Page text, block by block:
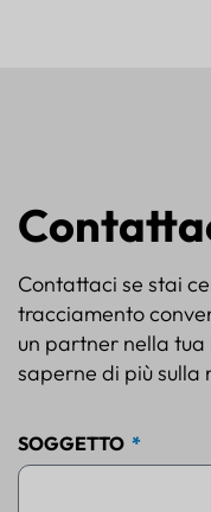
Contattaci se stai
tracciamento
un partner nella tua
saperne di più sulla
SOGGETTO